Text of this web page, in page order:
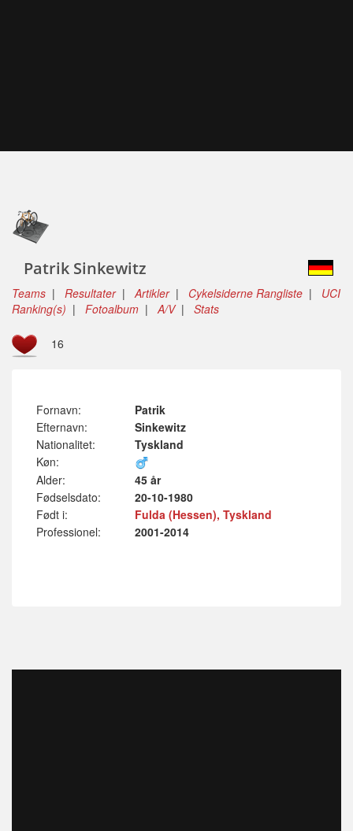
Patrik Sinkewitz
Teams | Resultater|Artikler| Cykelsiderne Rangliste | UCI
Ranking(s) | Fotoalbum |A/V| Stats
16
Fornavn:
Patrik
Efternavn:
Sinkewitz
Nationalitet:
Tyskland
Køn:
Alder:
45 år
Fødselsdato:
20-10-1980
Født i:
Fulda (Hessen), Tyskland
Professionel:
2001-2014